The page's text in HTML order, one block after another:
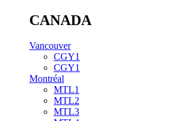
CANADA
Vancouver
CGY1
CGY1
Montréal
MTL1
MTL2
MTL3